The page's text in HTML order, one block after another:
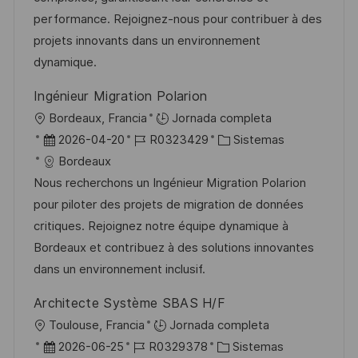
n
n p
u
b
i
c
a
c
i
ó
n
l
e
í
a
performance. Rejoignez-nous pour contribuer à des
projets innovants dans un environnement
dynamique.
Ingénieur Migration Polarion
U
b
c
a
c
i
ó
Bordeaux, Francia
Jornada completa
F
e
c
h
a
d
e
u
b
l
2026-04-20
I
d
e
e
m
p
e
o
R0323429
C
t
e
g
o
a
Sistemas
Bordeaux
Nous recherchons un Ingénieur Migration Polarion
pour piloter des projets de migration de données
critiques. Rejoignez notre équipe dynamique à
Bordeaux et contribuez à des solutions innovantes
dans un environnement inclusif.
Architecte Système SBAS H/F
U
b
Toulouse, Francia
Jornada completa
F
2026-06-25 I R0329378 C Sistemas